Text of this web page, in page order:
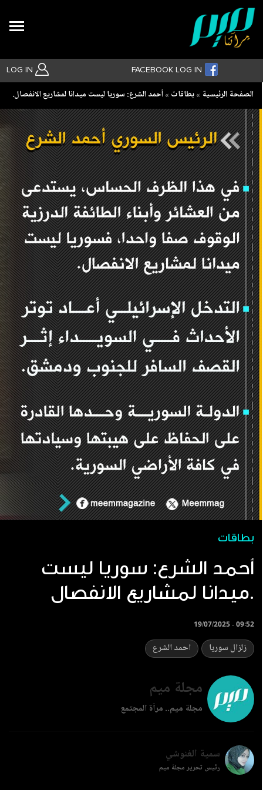
LOG IN FACEBOOK LOG IN
بحث متقدم
Breadcrumb
الصفحة الرئيسية بطاقات ‏أحمد الشرع: سوريا ليست ميدانا لمشاريع الانفصال.
بطاقات
‏أحمد الشرع: سوريا ليست
ميدانا لمشاريع الانفصال.
19/07/2025 - 09:52
زلزال سوريا احمد الشرع
مجلة ميم
مجلة ميم.. مرآة المجتمع
سمية الغنوشي
رئيس تحرير مجلة ميم